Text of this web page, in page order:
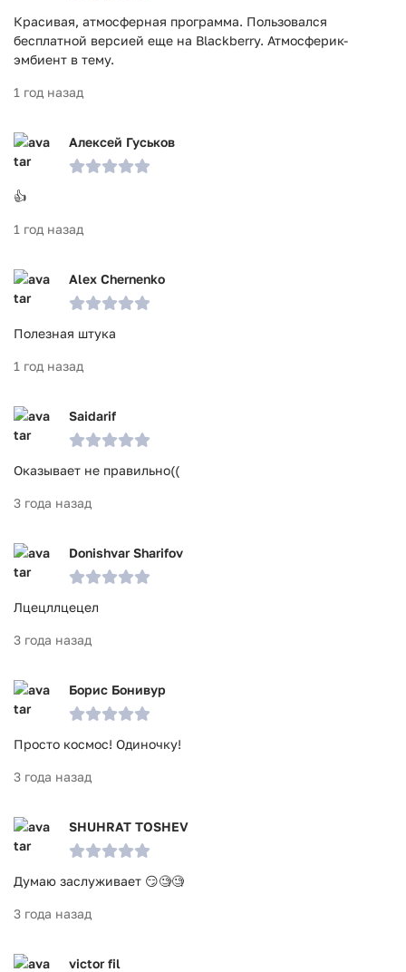
Красивая, атмосферная программа. Пользовался
бесплатной версией еще на Blackberry. Атмосферик-
эмбиент в тему.
1 год назад
Алексей Гуськов
👍
1 год назад
Alex Chernenko
Полезная штука
1 год назад
Saidarif
Оказывает не правильно((
3 года назад
Donishvar Sharifov
Лцецллцецел
3 года назад
Борис Бонивур
Просто космос! Одиночку!
3 года назад
SHUHRAT TOSHEV
Думаю заслуживает 😏🧐🧐
3 года назад
victor fil